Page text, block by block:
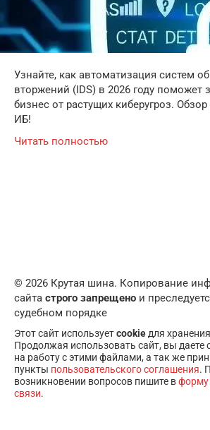
Узнайте, как автоматизация систем
вторжений (IDS) в 2026 году поможет
бизнес от растущих киберугроз.
ИБ!
Читать полностью
© 2026 Крутая шина. Копирование
сайта строго запрещено и
судебном порядке
Этот сайт используетcookie для
Продолжая использовать сайт, вы даете
на работу с этими файлами, а так же
пункты пользовательского соглашения.
возникновении вопросов пишите вформу
связи.